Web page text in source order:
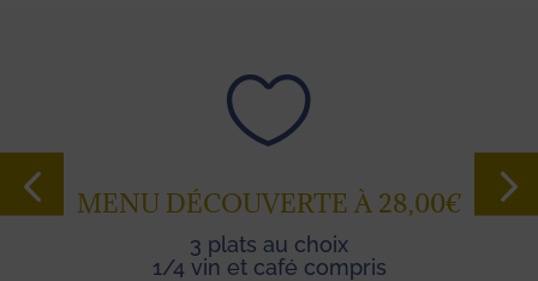

MENU DÉCOUVERTE À 28,00€
3 plats au choix
1/4 vin et café compris